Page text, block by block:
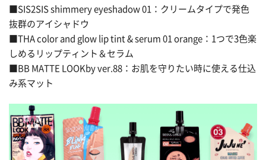
■SIS2SIS shimmery eyeshadow 01：クリームタイプで発色
抜群のアイシャドウ
■THA color and glow lip tint & serum 01 orange：1つで3色楽
しめるリップティント＆セラム
■BB MATTE LOOKby ver.88：お肌を守りたい時に使える仕込
み系マット